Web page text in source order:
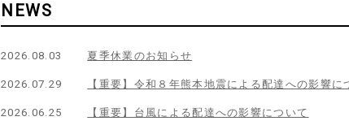
NEWS
2026.08.03 夏季休業のお知らせ
2026.07.29 【重要】令和８年熊本地震による配達への影響に
2026.06.25 【重要】台風による配達への影響について